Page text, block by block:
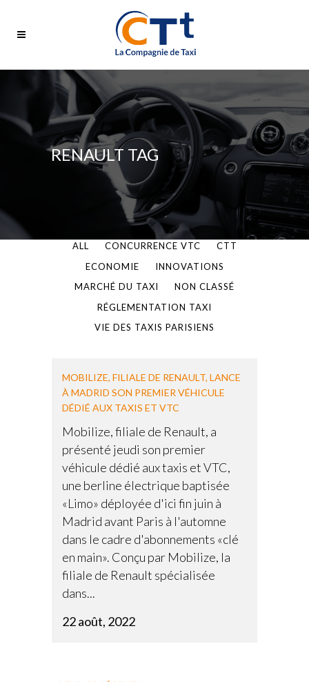
RENAULT TAG
ALL CONCURRENCE VTC
CTT
ECONOMIE
INNOVATIONS
MARCHÉ DU TAXI
NON CLASSÉ
RÉGLEMENTATION TAXI
VIE DES TAXIS PARISIENS
MOBILIZE, FILIALE DE RENAULT, LANCE
À MADRID SON PREMIER VÉHICULE
DÉDIÉ AUX TAXIS ET VTC
Mobilize, filiale de Renault, a
présenté jeudi son premier
véhicule dédié aux taxis et VTC,
une berline électrique baptisée
«Limo» déployée d'ici fin juin à
Madrid avant Paris à l'automne
dans le cadre d'abonnements «clé
en main». Conçu par Mobilize, la
filiale de Renault spécialisée
dans...
22 août, 2022